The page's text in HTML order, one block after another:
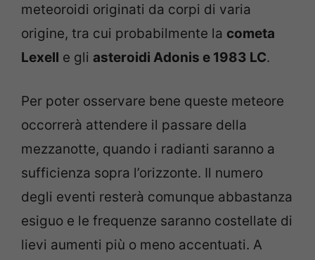
meteoroidi originati da corpi di varia
origine, tra cui probabilmente la cometa
Lexell e gli asteroidi Adonis e 1983 LC.
Per poter osservare bene queste meteore
occorrerà attendere il passare della
mezzanotte, quando i radianti saranno a
sufficienza sopra l’orizzonte. Il numero
degli eventi resterà comunque abbastanza
esiguo e le frequenze saranno costellate di
lievi aumenti più o meno accentuati. A